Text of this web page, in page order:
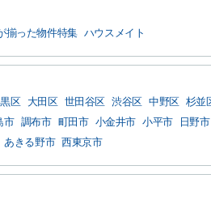
揃った物件特集 ハウスメイト
区 大田区 世田谷区 渋谷区 中野区 杉並
市 調布市 町田市 小金井市 小平市 日野市
あきる野市 西東京市